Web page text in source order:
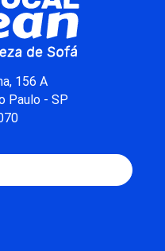
156 A
Paulo - SP